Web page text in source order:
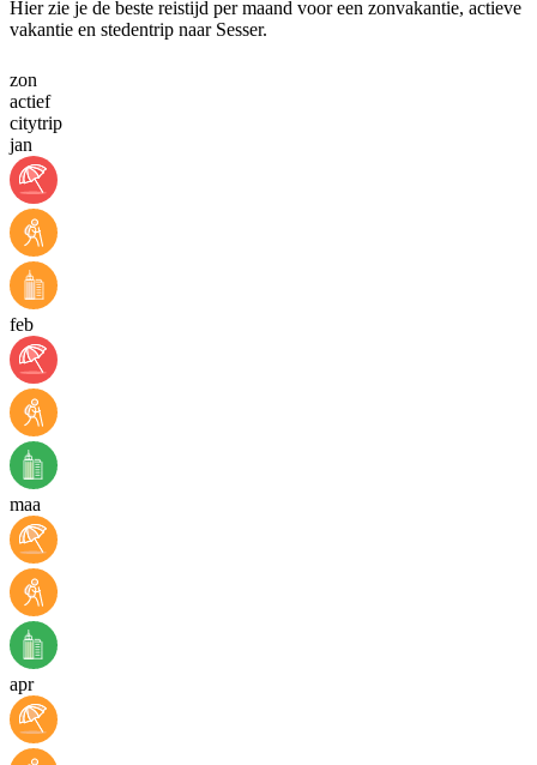
Hier zie je de beste reistijd per maand voor een zonvakantie, actieve
vakantie en stedentrip naar Sesser.
zon
actief
citytrip
jan
feb
maa
apr